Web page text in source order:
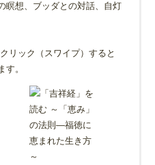
瞑想、ブッダとの対話、自灯
リック（スワイプ）すると
。